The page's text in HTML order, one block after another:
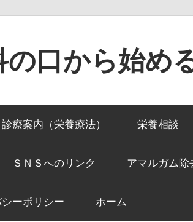
の口から始め
診療案内（栄養療法） 栄養相談
ＳＮＳへのリンク アマルガム除
ーポリシー ホーム